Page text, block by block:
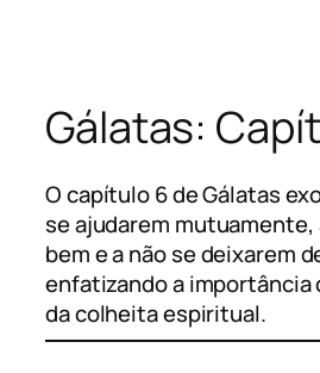
conteúdo
Gálatas:
O capítulo 6 de Gálatas
se ajudarem
bem e a não se deixarem
enfatizando a importância
da colheita espiritual.